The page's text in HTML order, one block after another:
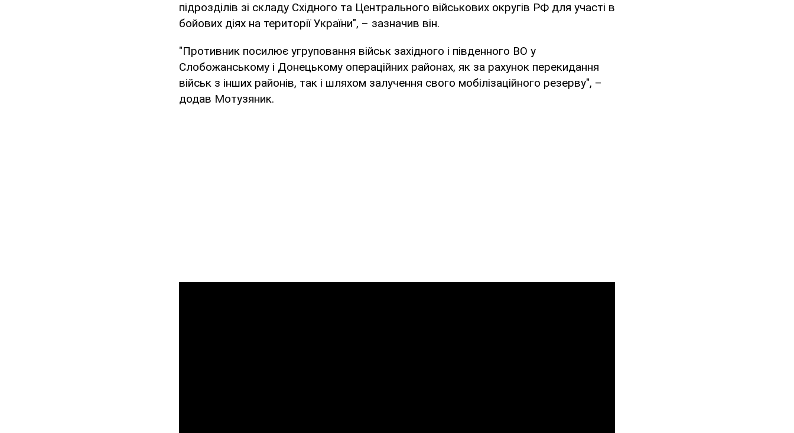
підрозділів зі складу Східного та Центрального військових округів РФ для участі в
бойових діях на території України", – зазначив він.
"Противник посилює угруповання військ західного і південного ВО у
Слобожанському і Донецькому операційних районах, як за рахунок перекидання
військ з інших районів, так і шляхом залучення свого мобілізаційного резерву", –
додав Мотузяник.